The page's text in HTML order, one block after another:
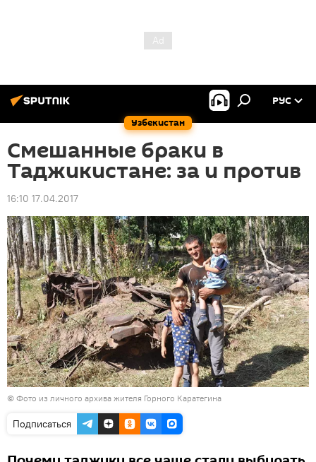
Узбекистан
РУС
Смешанные браки в
Таджикистане: за и против
16:10 17.04.2017
© Фото из личного архива жителя Горного Каратегина
Подписаться